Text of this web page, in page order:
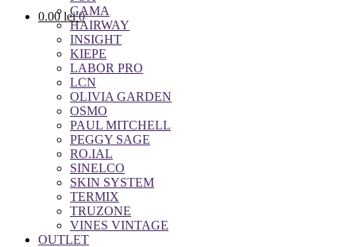
0.00lei 0
GAMA
HAIRWAY
INSIGHT
KIEPE
LABOR PRO
LCN
OLIVIA GARDEN
OSMO
PAUL MITCHELL
PEGGY SAGE
RO.IAL
SINELCO
SKIN SYSTEM
TERMIX
TRUZONE
VINES VINTAGE
OUTLET